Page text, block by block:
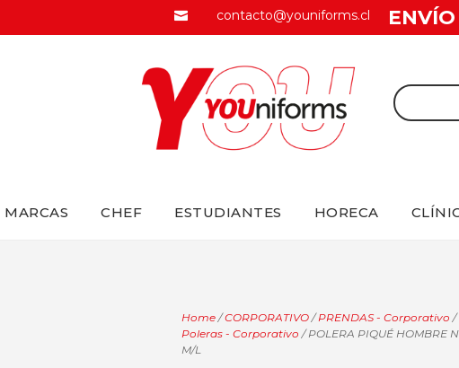
 contacto@youniforms.cl
MARCAS CHEF ESTUDIANTES HORECA
Home/CORPORATIVO/PRENDAS - Corporativo /
Poleras - Corporativo / POLERA PIQUÉ HOMBRE
M/L